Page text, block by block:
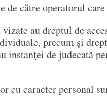
de către operatorul
au dreptul de
precum şi
instanţei de judecată
cu caracter personal